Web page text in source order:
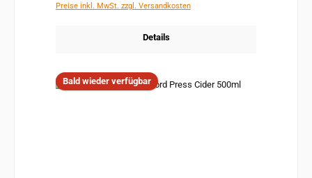
Preise inkl. MwSt. zzgl. Versandkosten
Details
Bald wieder verfügbar